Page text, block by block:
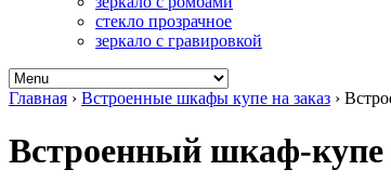
стекло прозрачное
зеркало с гравировкой
Главная › Встроенные шкафы купе на заказ ›
Встроенный шкаф-купе